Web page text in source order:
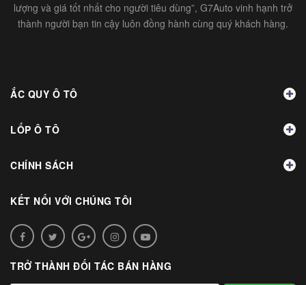
lượng và giá tốt nhất cho người tiêu dùng”, G7Auto vinh hạnh trở
thành người bạn tin cậy luôn đồng hành cùng quý khách hàng.
ẮC QUY Ô TÔ
LỐP Ô TÔ
CHÍNH SÁCH
KẾT NỐI VỚI CHÚNG TÔI
TRỞ THÀNH ĐỐI TÁC BÁN HÀNG